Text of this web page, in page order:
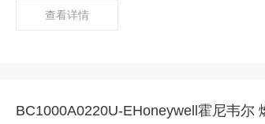
查看详情
BC1000A0220U-EHoneywell霍尼韦尔